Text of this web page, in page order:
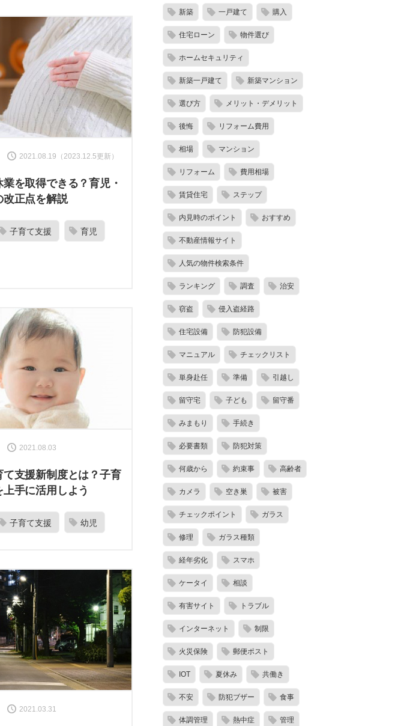
2021.08.19（2023.12.5更新）
を取得できる？育児・
改正点を解説
子育て支援 育児
2021.08.03
て支援新制度とは？子育
手に活用しよう
子育て支援 幼児
2021.03.31
新築 一戸建て 購入
住宅ローン 物件選び
ホームセキュリティ
新築一戸建て 新築マンション
選び方 メリット・デメリット
後悔 リフォーム費用
相場 マンション
リフォーム 費用相場
賃貸住宅 ステップ
内見時のポイント おすすめ
不動産情報サイト
人気の物件検索条件
ランキング 調査 治安
窃盗 侵入盗経路
住宅設備 防犯設備
マニュアル チェックリスト
単身赴任 準備 引越し
留守宅 子ども 留守番
みまもり 手続き
必要書類 防犯対策
何歳から 約束事 高齢者
カメラ 空き巣 被害
チェックポイント ガラス
修理 ガラス種類
経年劣化 スマホ
ケータイ 相談
有害サイト トラブル
インターネット 制限
火災保険 郵便ポスト
IOT 夏休み 共働き
不安 防犯ブザー 食事
体調管理 熱中症 管理